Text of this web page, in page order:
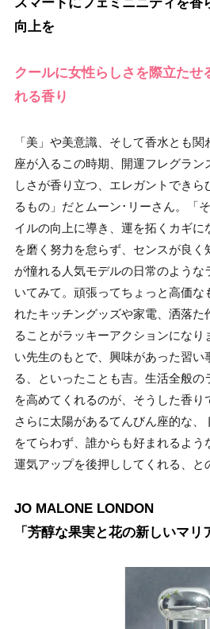
向上を
クールに女性らしさを際立たせ
れる香り
「美」や美意識、そして香水とも
座が入るこの時期、開運フレグラン
しさが香り立つ、エレガントでき
るもの」だとムーン･リーさん。「
イルの向上に導き、運を拓くカギに
を磨く努力を怠らず、センスが良く
が憧れる人気モデルの日常のような
いてみて。頑張ってちょっと高価
れたキッチングッズや家電、洒落た
ることがラッキーアクションになり
い先生のもとで、興味があった習い
る、といったことも吉。生活全般
を高めてくれるのが、そうした香り
さらに太陽があるてんびん座的な
をてらわず、誰からも好まれるよう
運気アップを後押ししてくれる、と
JO MALONE LONDON
「芳醇な果実と花の新しいマリ